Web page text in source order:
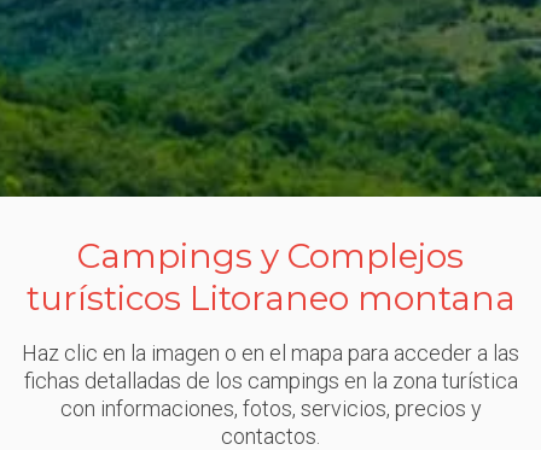
Campings y Complejos
turísticos Litoraneo montana
Haz clic en la imagen o en el mapa para acceder a las
fichas detalladas de los campings en la zona turística
con informaciones, fotos, servicios, precios y
contactos.